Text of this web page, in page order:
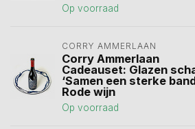
Op voorraad
CORRY AMMERLAAN
Corry Ammerlaan
Cadeauset: Glazen
‘Samen een sterke
Rode wijn
Op voorraad